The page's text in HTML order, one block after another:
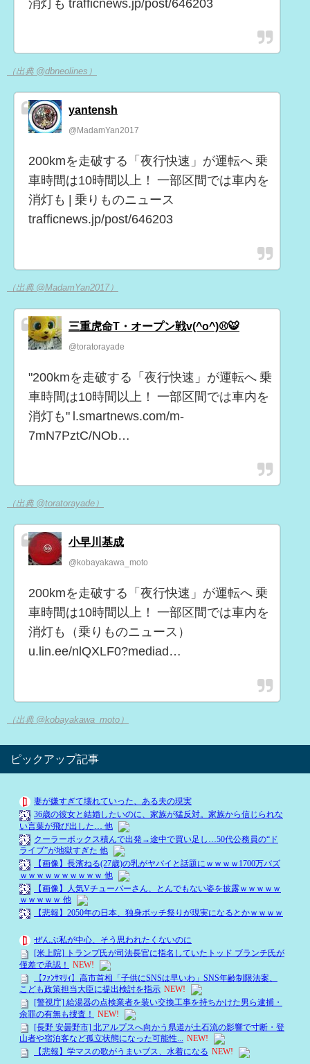
消灯も trafficnews.jp/post/646203
（出典 @dbneolines）
yantensh
@MadamYan2017
200kmを走破する「夜行快速」が運転へ 乗
車時間は10時間以上！ 一部区間では車内を
消灯も | 乗りものニュース
trafficnews.jp/post/646203
（出典 @MadamYan2017）
三重虎命T・オープン戦v(^o^)⚾🐯
@toratorayade
"200kmを走破する「夜行快速」が運転へ 乗
車時間は10時間以上！ 一部区間では車内を
消灯も" l.smartnews.com/m-
7mN7PztC/NOb…
（出典 @toratorayade）
小早川基成
@kobayakawa_moto
200kmを走破する「夜行快速」が運転へ 乗
車時間は10時間以上！ 一部区間では車内を
消灯も（乗りものニュース）
u.lin.ee/nlQXLF0?mediad…
（出典 @kobayakawa_moto）
ピックアップ記事